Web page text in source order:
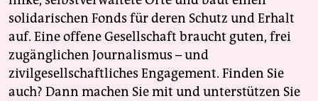
solidarischen Fonds für deren Schutz und Erhalt
auf. Eine offene Gesellschaft braucht guten, frei
zugänglichen Journalismus – und
zivilgesellschaftliches Engagement. Finden Sie
auch? Dann machen Sie mit und unterstützen Sie